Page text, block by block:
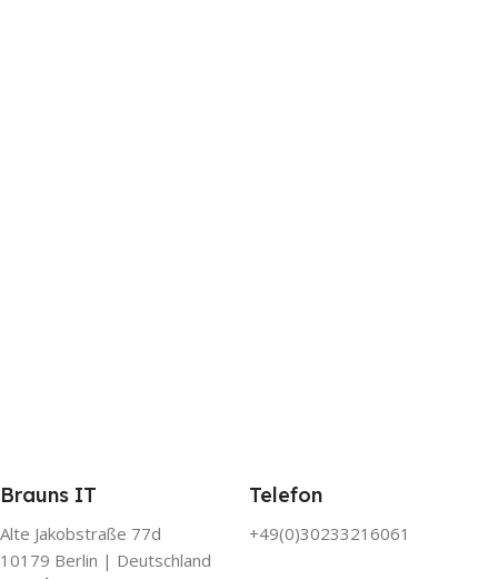
Brauns IT
Alte Jakobstraße 77d
10179 Berlin | Deutschland
Telefon
+49(0)30233216061